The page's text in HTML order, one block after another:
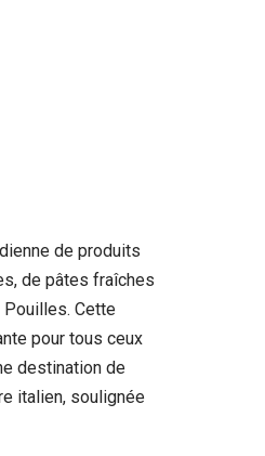
de produits
de pâtes fraîches
Pouilles. Cette
pour tous ceux
destination de
italien, soulignée